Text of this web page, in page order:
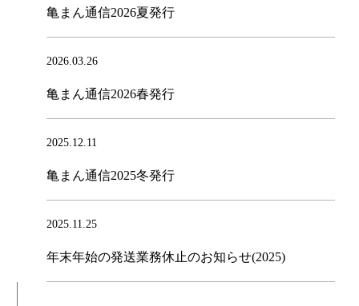
亀まん通信2026夏発行
2026.03.26
亀まん通信2026春発行
2025.12.11
亀まん通信2025冬発行
2025.11.25
年末年始の発送業務休止のお知らせ(2025)